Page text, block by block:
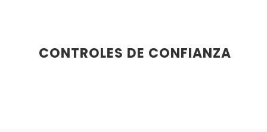
CONTROLES DE CONFIANZA